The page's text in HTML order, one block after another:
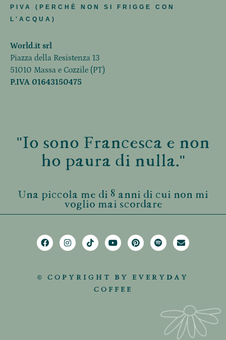
PIVA (PERCHÈ NON SI FRIGGE CON
L'ACQUA)
World.it srl
Piazza della Resistenza 13
51010 Massa e Cozzile (PT)
P.IVA 01643150475
"Io sono Francesca e non
ho paura di nulla."
Una piccola me di 8 anni di cui non mi
voglio mai scordare
© COPYRIGHT BY EVERYDAY
COFFEE